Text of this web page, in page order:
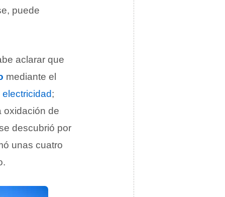
puede
aclarar que
mediante el
electricidad;
oxidación de
descubrió por
unas cuatro